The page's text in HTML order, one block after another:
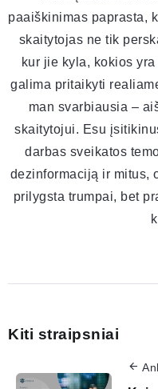
paaiškinimas paprasta,
skaitytojas ne tik
kur jie kyla, kokios
galima pritaikyti
man svarbiausia –
skaitytojui. Esu
darbas sveikatos
dezinformaciją ir mitus,
prilygsta trumpai, bet
Kiti straipsniai